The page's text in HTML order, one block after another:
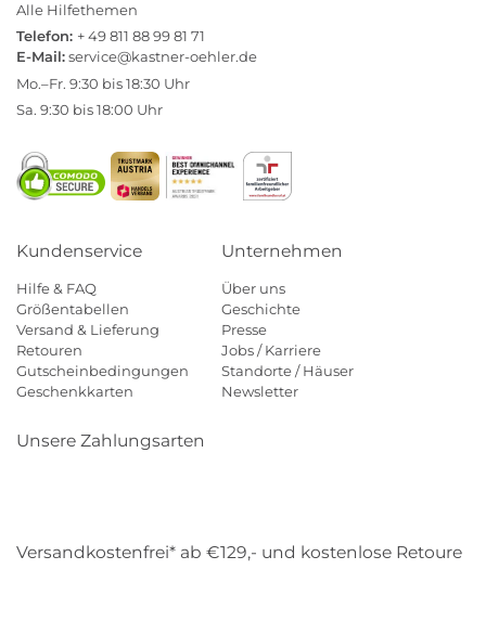
Alle Hilfethemen
Telefon: + 49 811 88 99 81 71
E-Mail:service@kastner-oehler.de
Mo.–Fr. 9:30 bis 18:30 Uhr
Sa. 9:30 bis 18:00 Uhr
Kundenservice
Hilfe & FAQ
Größentabellen
Versand & Lieferung
Retouren
Gutscheinbedingungen
Geschenkkarten
Unternehmen
Über uns
Geschichte
Presse
Jobs / Karriere
Standorte / Häuser
Newsletter
Unsere Zahlungsarten
Versandkostenfrei* ab €129,- und kostenlose Retoure